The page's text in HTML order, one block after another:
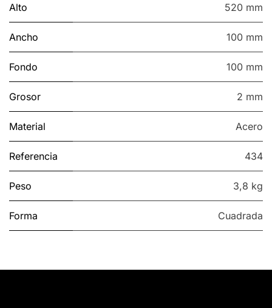
Alto 520 mm
Ancho 100 mm
Fondo 100 mm
Grosor 2 mm
Material Acero
Referencia 434
Peso 3,8 kg
Forma Cuadrada